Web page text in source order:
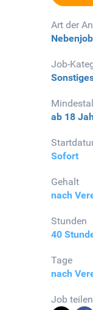
Art der
Nebenjob
Job-
ab 18
Sofort
Gehalt
nach
Stunden
40
Tage
nach
Job teilen